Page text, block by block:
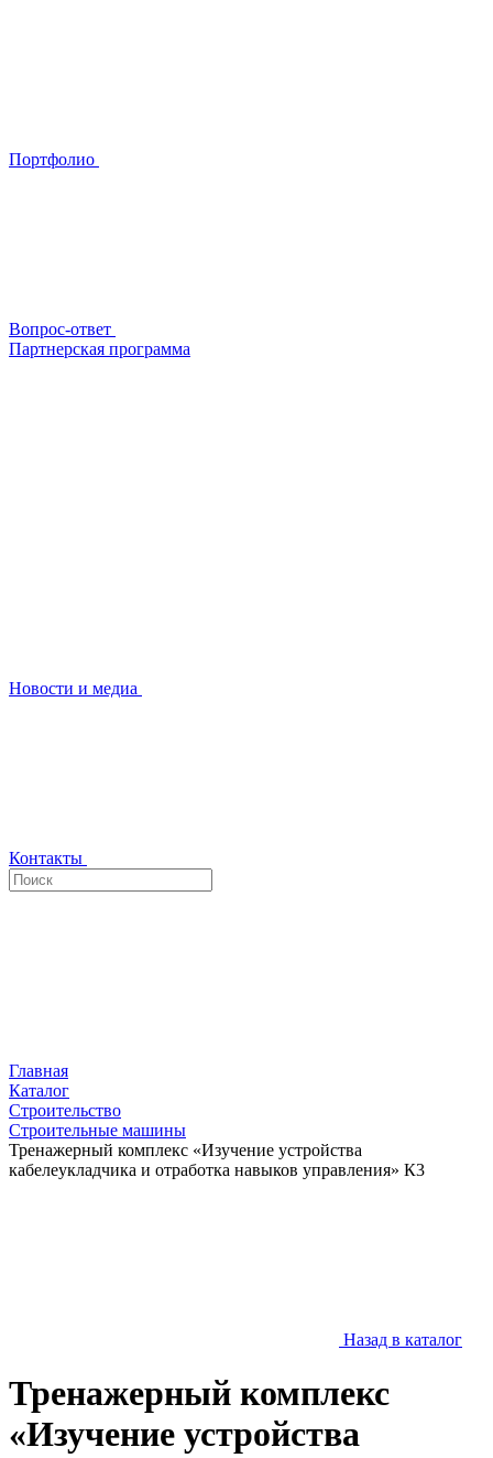
Портфолио
Вопрос-ответ
Партнерская программа
Новости и медиа
Контакты
Главная
Каталог
Строительство
Строительные машины
Тренажерный комплекс «Изучение устройства
кабелеукладчика и отработка навыков управления» К3
Назад в каталог
Тренажерный комплекс
«Изучение устройства